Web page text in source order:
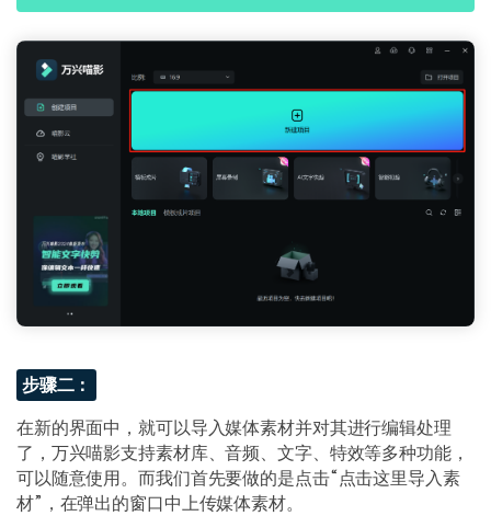
步骤二：
在新的界面中，就可以导入媒体素材并对其进行编辑处理
了，万兴喵影支持素材库、音频、文字、特效等多种功能，
可以随意使用。而我们首先要做的是点击“点击这里导入素
材”，在弹出的窗口中上传媒体素材。